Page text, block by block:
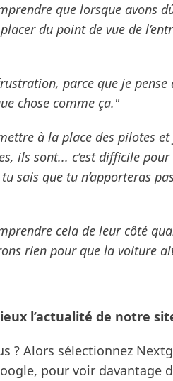
que lorsque avons
du point de vue de
parce que je pense
chose comme ça."
à la place des pilotes
ils sont... c’est difficile
sais que tu n’apporteras
cela de leur côté
rien pour que la voiture
l’actualité de notre
? Alors sélectionnez
pour voir davantage